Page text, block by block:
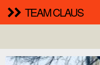
TEAM CLAUS